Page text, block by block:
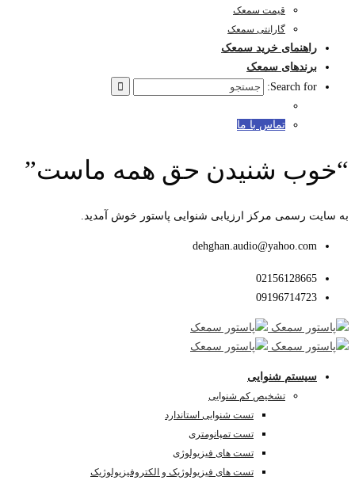
قیمت سمعک
گارانتی سمعک
راهنمای خرید سمعک
برندهای سمعک
Search for:
تماس با ما
“خوب شنیدن حق همه ماست”
به سایت رسمی مرکز ارزیابی شنوایی پاستور خوش آمدید.
dehghan.audio@yahoo.com
02156128665
09196714723
سیستم شنوایی
تشخیص کم شنوایی
تست شنوایی استاندارد
تست تمپانومتری
تست های فیزیولوژی
تست های فیزیولوژیک و الکتروفیزیولوژیک